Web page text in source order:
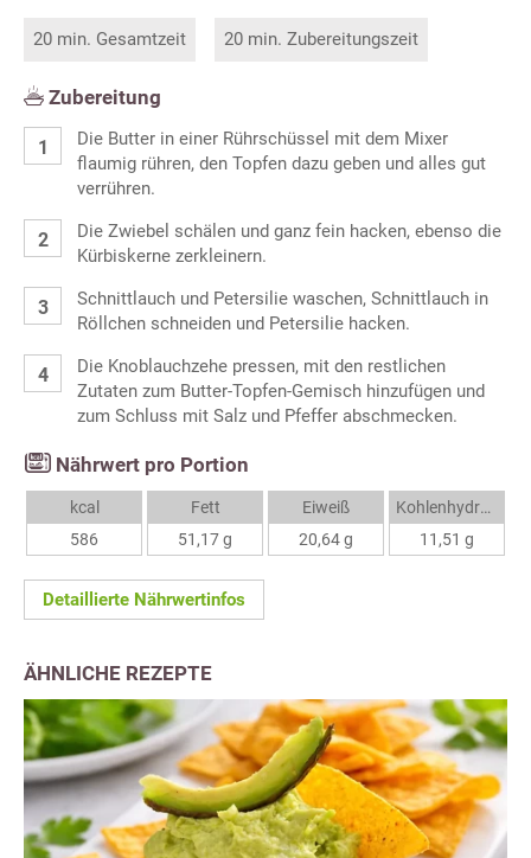
20 min. Gesamtzeit 20 min. Zubereitungszeit
Zubereitung
Die Butter in einer Rührschüssel mit dem Mixer
flaumig rühren, den Topfen dazu geben und alles gut
verrühren.
Die Zwiebel schälen und ganz fein hacken, ebenso die
Kürbiskerne zerkleinern.
Schnittlauch und Petersilie waschen, Schnittlauch in
Röllchen schneiden und Petersilie hacken.
Die Knoblauchzehe pressen, mit den restlichen
Zutaten zum Butter-Topfen-Gemisch hinzufügen und
zum Schluss mit Salz und Pfeffer abschmecken.
Nährwert pro Portion
kcal
586
Fett
51,17 g
Eiweiß
20,64 g
Kohlenhydrate
11,51 g
Detaillierte Nährwertinfos
ÄHNLICHE REZEPTE